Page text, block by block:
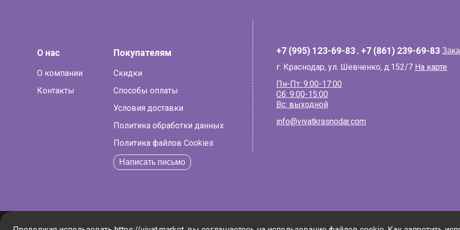
О нас
О компании
Контакты
Покупателям
Скидки
Способы оплаты
Условия доставки
Политика обработки данных
Политика файлов Cookies
Написать письмо
+7 (995) 123-69-83 , +7 (861) 239-69-83
г. Краснодар, ул. Шевченко, д.152/7 На карте
Пн-Пт: 9:00-17:00
Сб: 9:00-15:00
Вс: выходной
info@vivatkrasnodar.com